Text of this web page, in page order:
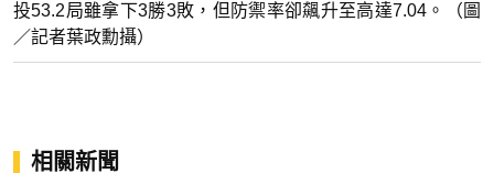
投53.2局雖拿下3勝3敗，但防禦率卻飆升至高達7.04。（圖
／記者葉政勳攝）
相關新聞